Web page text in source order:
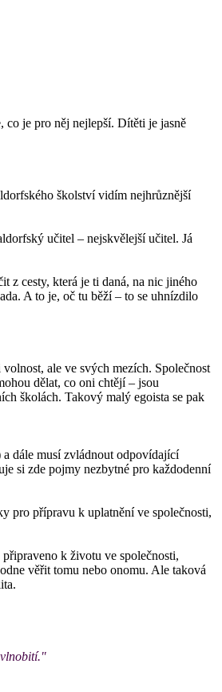
je pro něj nejlepší. Dítěti je jasně
školství vidím nejhrůznější
učitel – nejskvělejší učitel. Já
z cesty, která je ti daná, na nic jiného
A to je, oč tu běží – to se uhnízdilo
ale ve svých mezích. Společnost
dělat, co oni chtějí – jsou
školách. Takový malý egoista se pak
dále musí zvládnout odpovídající
si zde pojmy nezbytné pro každodenní
pro přípravu k uplatnění ve společnosti,
k životu ve společnosti,
věřit tomu nebo onomu. Ale taková
vlnobití."